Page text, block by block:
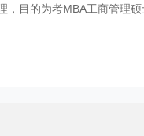
，目的为考MBA工商管理